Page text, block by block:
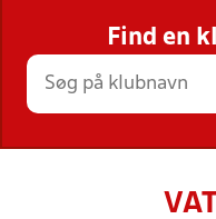
STILLINGER,
Find en